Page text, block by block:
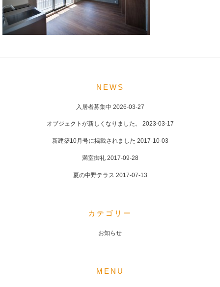
NEWS
入居者募集中 2026-03-27
オブジェクトが新しくなりました。 2023-03-17
新建築10月号に掲載されました 2017-10-03
満室御礼 2017-09-28
夏の中野テラス 2017-07-13
カテゴリー
お知らせ
MENU